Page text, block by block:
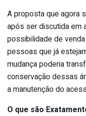
A proposta que agora
após ser discutida em
possibilidade de
pessoas que já
mudança poderia
conservação dessas
a manutenção do
O que são